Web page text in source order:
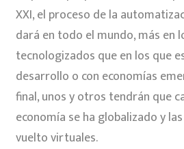
XXI, el proceso de la
dará en todo el mundo, más en
tecnologizados que en los que
desarrollo o con economías
final, unos y otros tendrán que
economía se ha globalizado y
vuelto virtuales.